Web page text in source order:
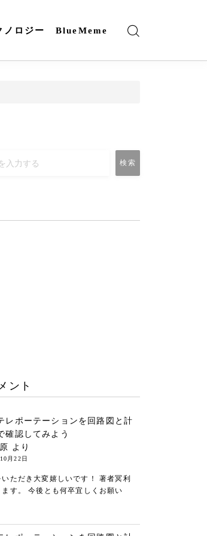
ノロジー BlueMeme
検索
ント
レポーテーションを回路図と計
確認してみよう
より
月22日
いただき大変嬉しいです！ 著者冥利
ます。 今後とも何卒宜しくお願い